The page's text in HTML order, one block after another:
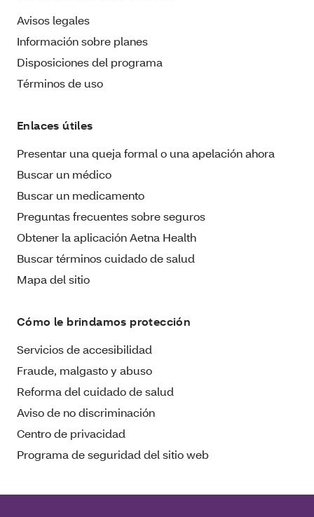
Avisos legales
Información sobre planes
Disposiciones del programa
Términos de uso
Enlaces útiles
Presentar una queja formal o una apelación ahora
Buscar un médico
Buscar un medicamento
Preguntas frecuentes sobre seguros
Obtener la aplicación Aetna Health
Buscar términos cuidado de salud
Mapa del sitio
Cómo le brindamos protección
Servicios de accesibilidad
Fraude, malgasto y abuso
Reforma del cuidado de salud
Aviso de no discriminación
Centro de privacidad
Programa de seguridad del sitio web